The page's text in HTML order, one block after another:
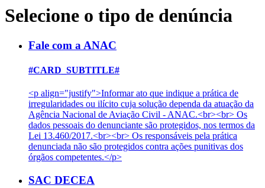
Selecione o tipo de denúncia
Fale com a ANAC
#CARD_SUBTITLE#
<p align="justify">Informar ato que indique a prática de
irregularidades ou ilícito cuja solução dependa da atuação da
Agência Nacional de Aviação Civil - ANAC.<br><br> Os
dados pessoais do denunciante são protegidos, nos termos da
Lei 13.460/2017.<br><br> Os responsáveis pela prática
denunciada não são protegidos contra ações punitivas dos
órgãos competentes.</p>
SAC DECEA